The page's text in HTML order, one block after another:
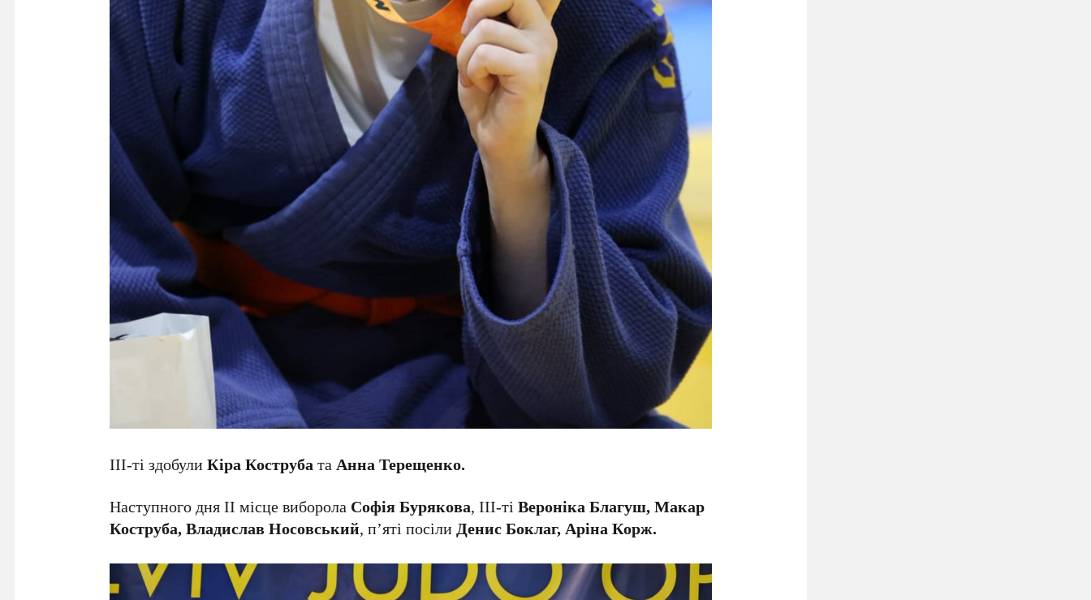
ІІІ-ті здобулиКіра КострубатаАнна Терещенко.
Наступного дня ІІ місце виборола Софія Бурякова, ІІІ-тіВероніка Благуш, Макар
Коструба, Владислав Носовський, п’яті посілиДенис Боклаг, Аріна Корж.